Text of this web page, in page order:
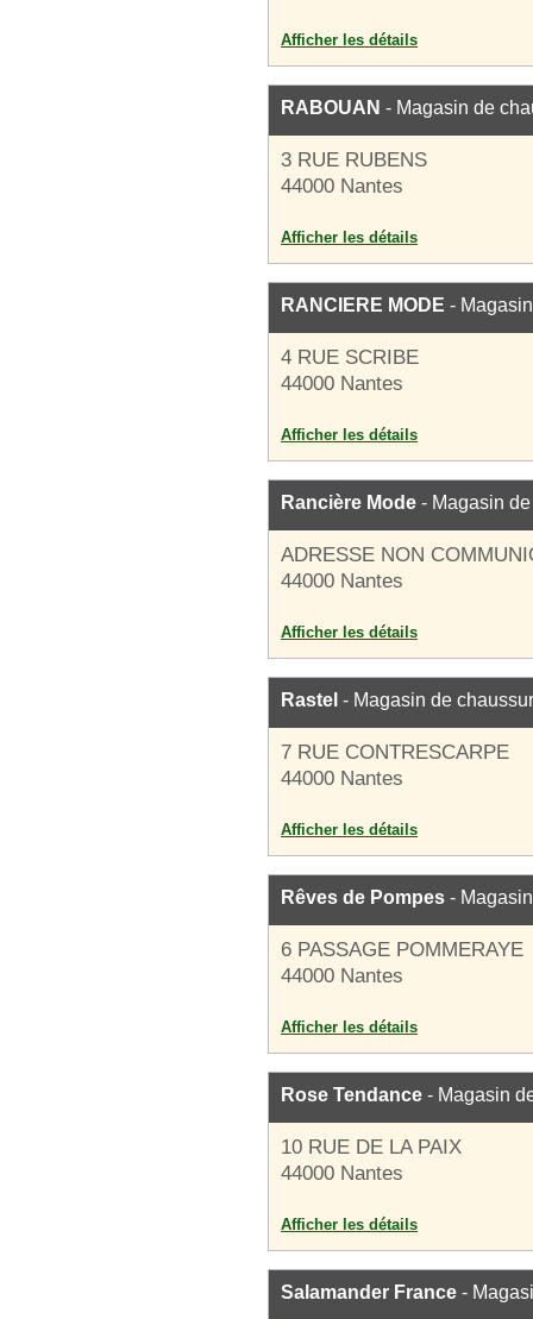
Afficher les détails
RABOUAN - Magasin de
3 RUE RUBENS
44000 Nantes
Afficher les détails
RANCIERE MODE -
4 RUE SCRIBE
44000 Nantes
Afficher les détails
Rancière Mode - Magasin
ADRESSE NON
44000 Nantes
Afficher les détails
Rastel - Magasin de
7 RUE CONTRESCARPE
44000 Nantes
Afficher les détails
Rêves de Pompes -
6 PASSAGE POMMERAYE
44000 Nantes
Afficher les détails
Rose Tendance - Magasin
10 RUE DE LA PAIX
44000 Nantes
Afficher les détails
Salamander France -